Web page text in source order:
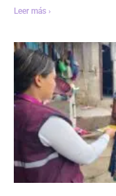
Leer más ›